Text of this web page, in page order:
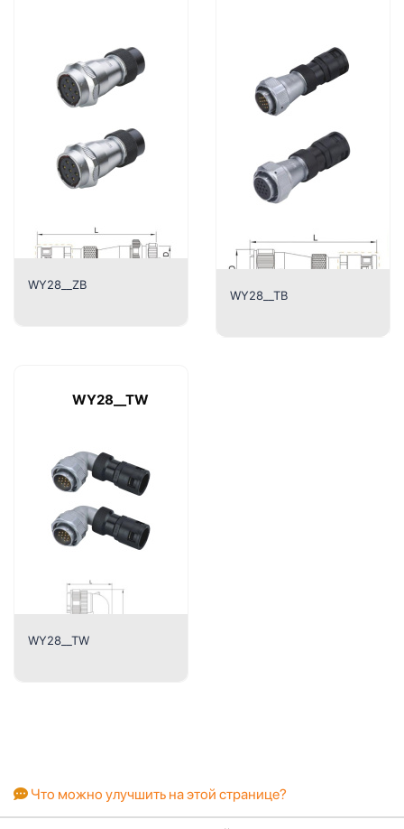
WY28__ZB
WY28__TB
WY28__TW
WY28__TW
Что можно улучшить на этой странице?